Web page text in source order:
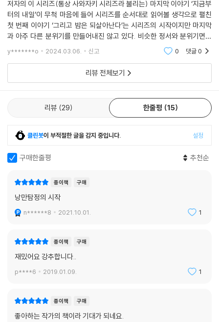
저자의 이 시리즈(통상 사와자키 시리즈라 불리는) 마지막 이야기 ‘지금부
터의 내일’이 무척 마음에 들어 시리즈를 순서대로 읽어볼 생각으로 펼친
첫 번째 이야기 ‘그리고 밤은 되살아난다’는 시리즈의 시작이지만 마지막
과 아주 다른 분위기를 만들어내진 않고 있다. 비슷한 정서와 분위기면서
이야기는 좀 더 박진감을 만들고 있다. 다만, 그 박진감이라는 것이 상대적
인 의미일
y*******o 2024.03.06. 신고 0 댓글0
리뷰 전체보기
리뷰 29 한줄평 15
클린봇이 부적절한 글을 감지 중입니다. 설정
구매한줄평 추천순
종이책 구매
낭만탐정의 시작
n******8 2021.10.01. 1
종이책 구매
재밌어요 강추합니다..
p****6 2019.01.09. 1
종이책 구매
좋아하는 작가의 책이라 기대가 되네요.